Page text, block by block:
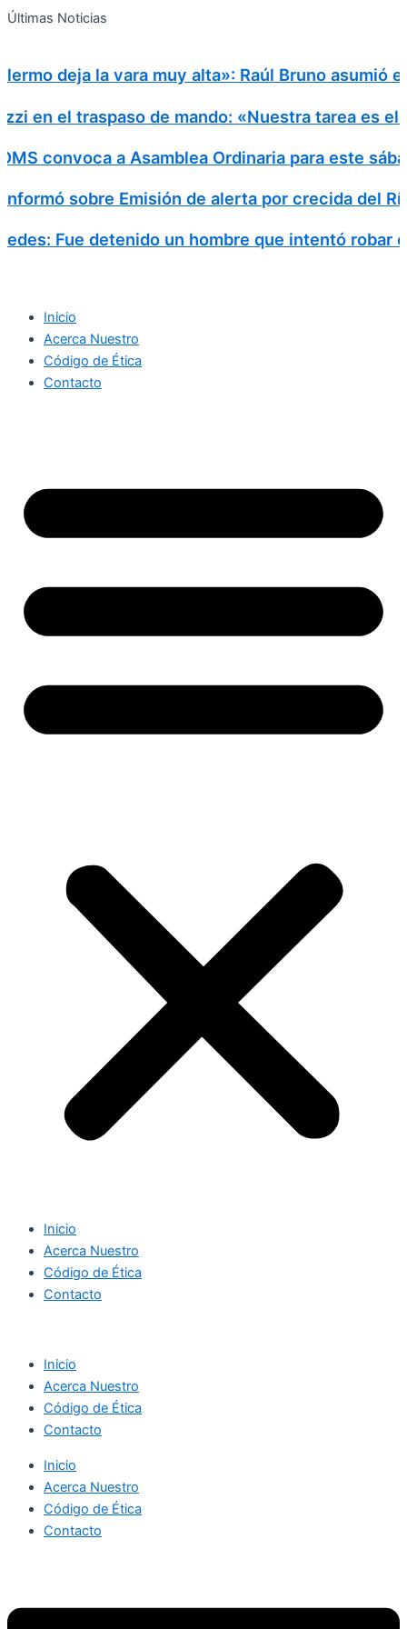
Ir
Últimas Noticias
deja la vara muy alta»: Raúl Bruno asumió
en el traspaso de mando: «Nuestra tarea es el
convoca a Asamblea Ordinaria para este
sobre Emisión de alerta por crecida del
Fue detenido un hombre que intentó robar
Inicio
Acerca Nuestro
Código de Ética
Contacto
Inicio
Acerca Nuestro
Código de Ética
Contacto
Inicio
Acerca Nuestro
Código de Ética
Contacto
Inicio
Acerca Nuestro
Código de Ética
Contacto
Search